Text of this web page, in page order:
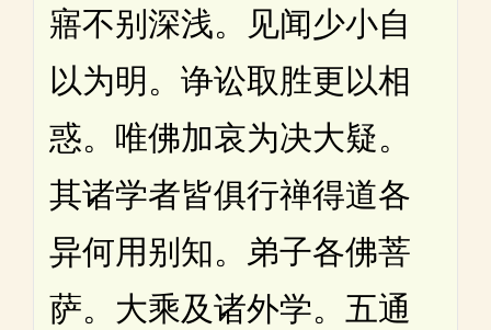
寤不别深浅。见闻少小自
以为明。诤讼取胜更以相
惑。唯佛加哀为决大疑。
其诸学者皆俱行禅得道各
异何用别知。弟子各佛菩
萨。大乘及诸外学。五通